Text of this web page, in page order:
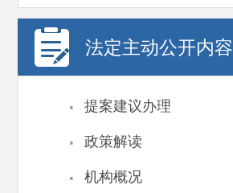
法定主动公开内容
· 提案建议办理
· 政策解读
· 机构概况